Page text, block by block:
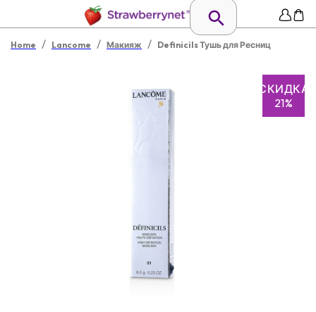
Home / Lancome / Макияж / Definicils Тушь для Ресниц
СКИДКА
21%